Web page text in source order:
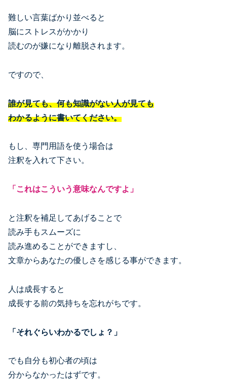
難しい言葉ばかり並べると
脳にストレスがかかり
読むのが嫌になり離脱されます。
ですので、
誰が見ても、何も知識がない人が見ても
わかるように書いてください。
もし、専門用語を使う場合は
注釈を入れて下さい。
「これはこういう意味なんですよ」
と注釈を補足してあげることで
読み手もスムーズに
読み進めることができますし、
文章からあなたの優しさを感じる事ができます。
人は成長すると
成長する前の気持ちを忘れがちです。
「それぐらいわかるでしょ？」
でも自分も初心者の頃は
分からなかったはずです。